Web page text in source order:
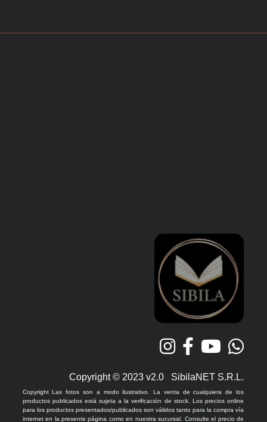
Copyright © 2023 v2.0 SibilaNET S.R.L.
Copyright Las fotos son a modo ilustrativo. La venta de cualquiera de los
productos publicados está sujeta a la verificación de stock. Los precios online
para los productos presentados/publicados son válidos tanto para la compra vía
internet en la presente página como en nuestra sucursal. Consulte el precio de